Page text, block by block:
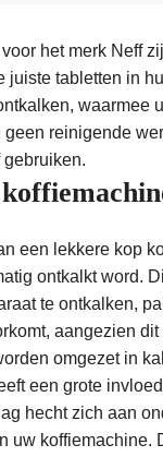
het merk Neff
juiste tabletten in
waarmee
reinigende
gebruiken.
een lekkere kop
ontkalkt word.
te ontkalken,
aangezien
omgezet in
een grote
hecht zich aan
uw koffiemachine.